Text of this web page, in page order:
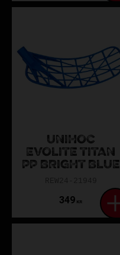
UNIHOC
EVOLITE TITAN
PP BRIGHT BLUE
349 KR